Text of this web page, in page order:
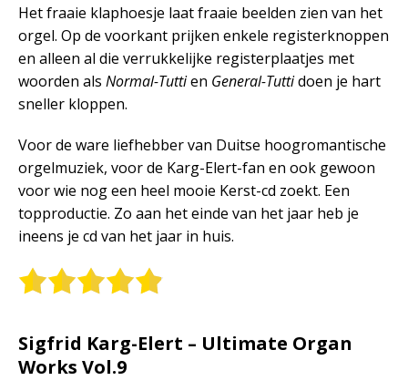
Het fraaie klaphoesje laat fraaie beelden zien van het
orgel. Op de voorkant prijken enkele registerknoppen
en alleen al die verrukkelijke registerplaatjes met
woorden als Normal-Tuttien General-Tuttidoen je hart
sneller kloppen.
Voor de ware liefhebber van Duitse hoogromantische
orgelmuziek, voor de Karg-Elert-fan en ook gewoon
voor wie nog een heel mooie Kerst-cd zoekt. Een
topproductie. Zo aan het einde van het jaar heb je
ineens je cd van het jaar in huis.
Sigfrid Karg-Elert – Ultimate Organ
Works Vol.9